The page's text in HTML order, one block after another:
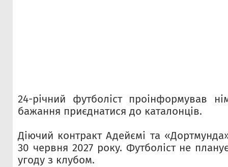
24-річний футболіст проінформував
бажання приєднатися до каталонців.
Діючий контракт Адейємі та
30 червня 2027 року. Футболіст не
угоду з клубом.